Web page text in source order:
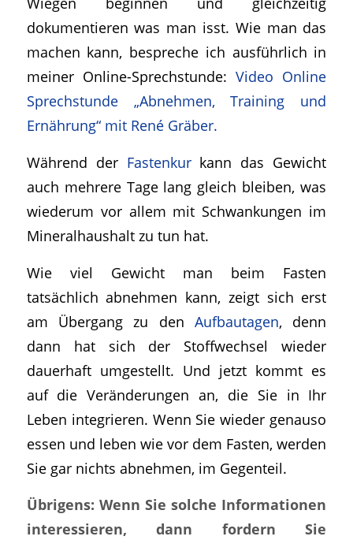
dokumentieren was man isst. Wie man das
machen kann, bespreche ich ausführlich in
meiner Online-Sprechstunde:Video Online
Sprechstunde „Abnehmen, Training und
Ernährung“ mit René Gräber.
Während der Fastenkurkann das Gewicht
auch mehrere Tage lang gleich bleiben, was
wiederum vor allem mit Schwankungen im
Mineralhaushalt zu tun hat.
Wie viel Gewicht man beim Fasten
tatsächlich abnehmen kann, zeigt sich erst
am Übergang zu denAufbautagen, denn
dann hat sich der Stoffwechsel wieder
dauerhaft umgestellt. Und jetzt kommt es
auf die Veränderungen an, die Sie in Ihr
Leben integrieren. Wenn Sie wieder genauso
essen und leben wie vor dem Fasten, werden
Sie gar nichts abnehmen, im Gegenteil.
Übrigens: Wenn Sie solche Informationen
interessieren, dann fordern Sie